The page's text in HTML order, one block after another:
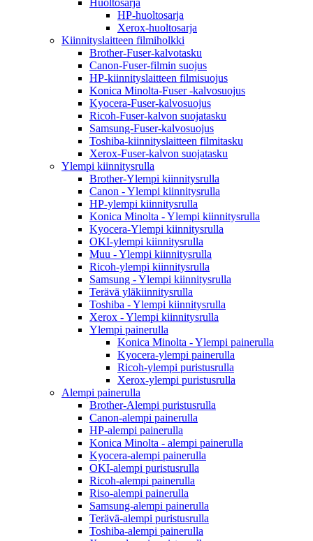
Huoltosarja
HP-huoltosarja
Xerox-huoltosarja
Kiinnityslaitteen filmiholkki
Brother-Fuser-kalvotasku
Canon-Fuser-filmin suojus
HP-kiinnityslaitteen filmisuojus
Konica Minolta-Fuser -kalvosuojus
Kyocera-Fuser-kalvosuojus
Ricoh-Fuser-kalvon suojatasku
Samsung-Fuser-kalvosuojus
Toshiba-kiinnityslaitteen filmitasku
Xerox-Fuser-kalvon suojatasku
Ylempi kiinnitysrulla
Brother-Ylempi kiinnitysrulla
Canon - Ylempi kiinnitysrulla
HP-ylempi kiinnitysrulla
Konica Minolta - Ylempi kiinnitysrulla
Kyocera-Ylempi kiinnitysrulla
OKI-ylempi kiinnitysrulla
Muu - Ylempi kiinnitysrulla
Ricoh-ylempi kiinnitysrulla
Samsung - Ylempi kiinnitysrulla
Terävä yläkiinnitysrulla
Toshiba - Ylempi kiinnitysrulla
Xerox - Ylempi kiinnitysrulla
Ylempi painerulla
Konica Minolta - Ylempi painerulla
Kyocera-ylempi painerulla
Ricoh-ylempi puristusrulla
Xerox-ylempi puristusrulla
Alempi painerulla
Brother-Alempi puristusrulla
Canon-alempi painerulla
HP-alempi painerulla
Konica Minolta - alempi painerulla
Kyocera-alempi painerulla
OKI-alempi puristusrulla
Ricoh-alempi painerulla
Riso-alempi painerulla
Samsung-alempi painerulla
Terävä-alempi puristusrulla
Toshiba-alempi painerulla